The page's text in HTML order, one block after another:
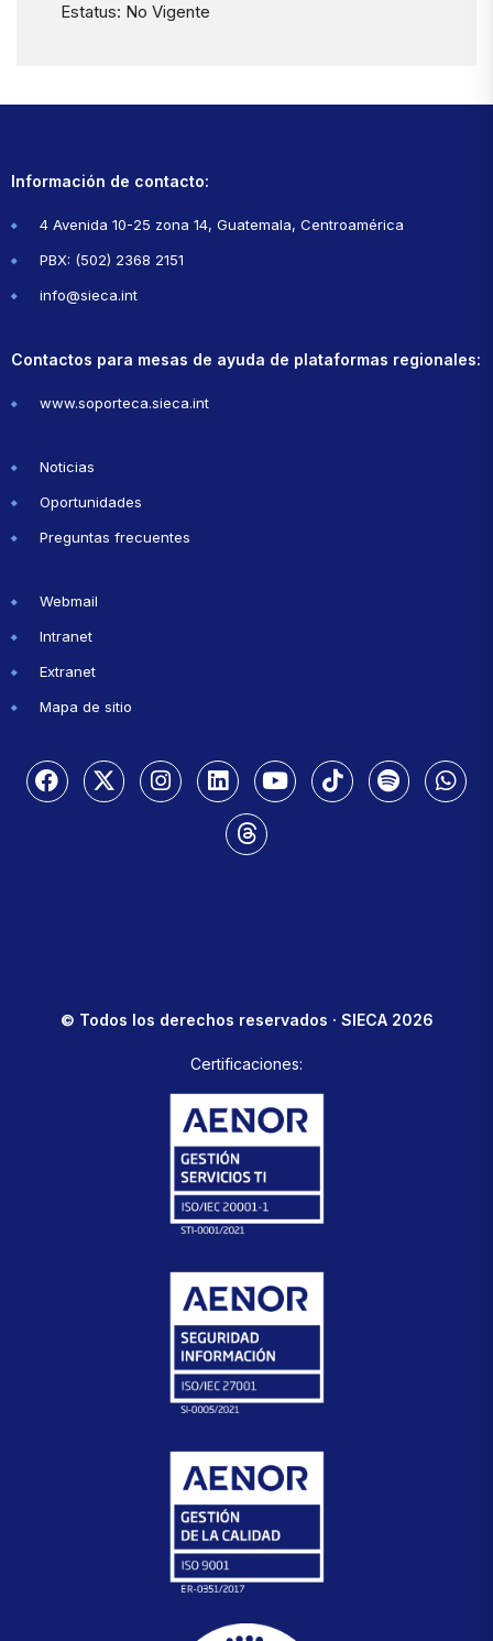
Estatus: No Vigente
Información de contacto:
4 Avenida 10-25 zona 14, Guatemala, Centroamérica
PBX: (502) 2368 2151
info@sieca.int
Contactos para mesas de ayuda de plataformas regionales:
www.soporteca.sieca.int
Noticias
Oportunidades
Preguntas frecuentes
Webmail
Intranet
Extranet
Mapa de sitio
© Todos los derechos reservados · SIECA 2026
Certificaciones: